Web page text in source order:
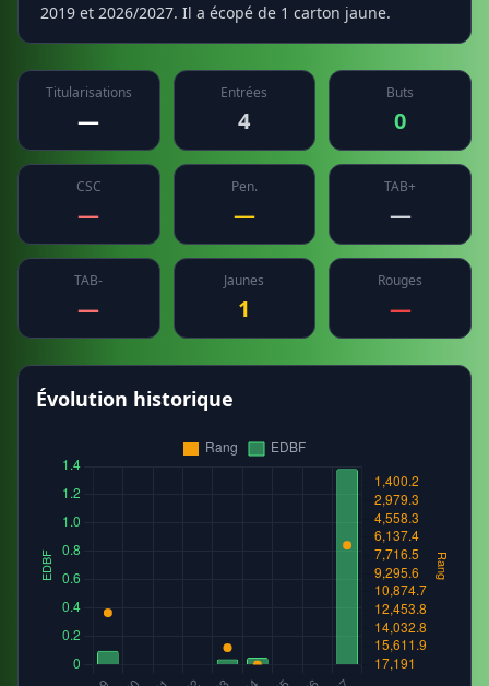
2019 et 2026/2027. Il a écopé de 1 carton jaune.
Titularisations
—
Entrées
4
Buts
0
CSC
—
Pen.
—
TAB+
—
TAB-
—
Jaunes
1
Rouges
—
Évolution historique